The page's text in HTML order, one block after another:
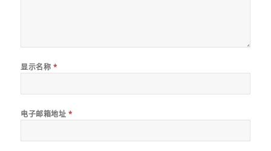
显示名称 *
电子邮箱地址 *